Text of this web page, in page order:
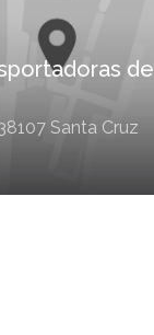
de
Santa Cruz